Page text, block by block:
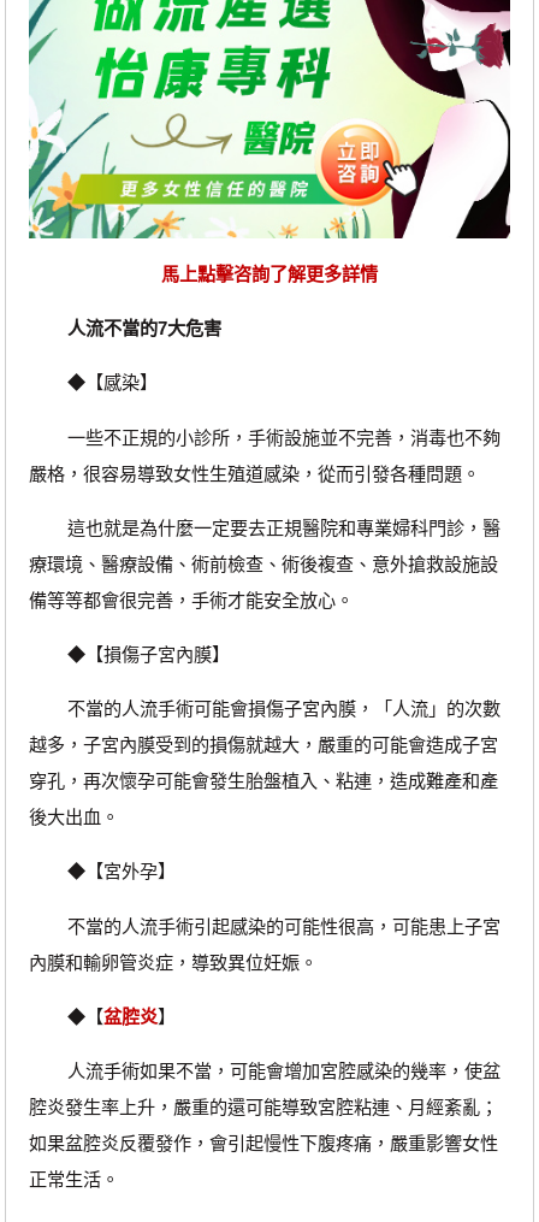
馬上點擊咨詢了解更多詳情
人流不當的7大危害
◆【感染】
一些不正規的小診所，手術設施並不完善，消毒也不夠
嚴格，很容易導致女性生殖道感染，從而引發各種問題。
這也就是為什麼一定要去正規醫院和專業婦科門診，醫
療環境、醫療設備、術前檢查、術後複查、意外搶救設施設
備等等都會很完善，手術才能安全放心。
◆【損傷子宮內膜】
不當的人流手術可能會損傷子宮內膜，「人流」的次數
越多，子宮內膜受到的損傷就越大，嚴重的可能會造成子宮
穿孔，再次懷孕可能會發生胎盤植入、粘連，造成難產和產
後大出血。
◆【宮外孕】
不當的人流手術引起感染的可能性很高，可能患上子宮
內膜和輸卵管炎症，導致異位妊娠。
◆【盆腔炎】
人流手術如果不當，可能會增加宮腔感染的幾率，使盆
腔炎發生率上升，嚴重的還可能導致宮腔粘連、月經紊亂；
如果盆腔炎反覆發作，會引起慢性下腹疼痛，嚴重影響女性
正常生活。